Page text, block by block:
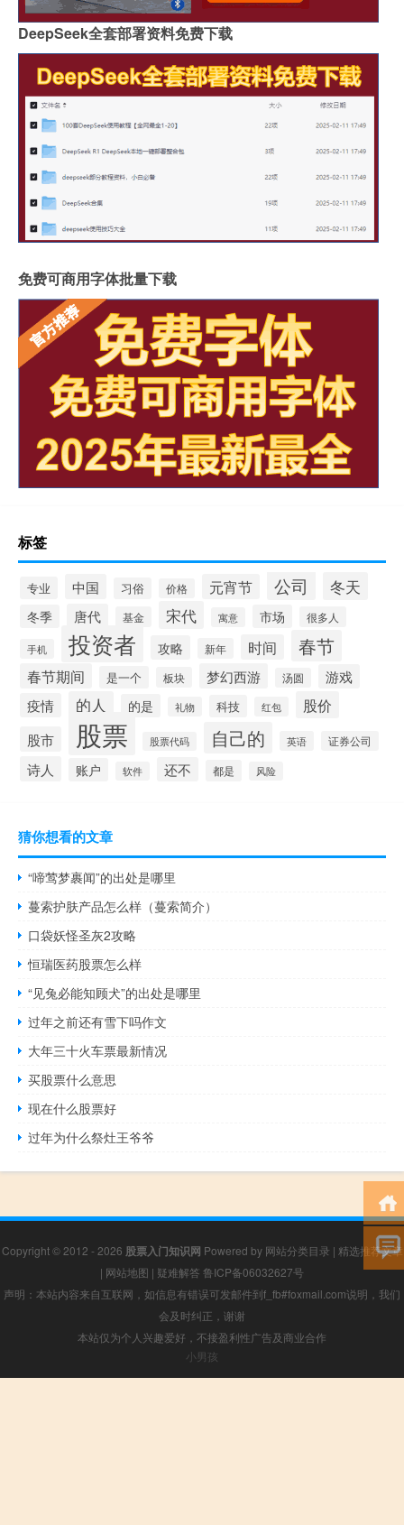
DeepSeek全套部署资料免费下载
免费可商用字体批量下载
标签
专业 中国 习俗 价格 元宵节 公司 冬天
冬季 唐代 基金 宋代 寓意 市场 很多人
手机 投资者 攻略 新年 时间 春节
春节期间 是一个 板块 梦幻西游 汤圆
游戏
疫情
的人 的是 礼物 科技 红包 股价
股市 股票 股票代码 自己的 英语 证券公司
诗人 账户 软件 还不 都是 风险
猜你想看的文章
“啼莺梦裹闻”的出处是哪里
蔓索护肤产品怎么样（蔓索简介）
口袋妖怪圣灰2攻略
恒瑞医药股票怎么样
“见兔必能知顾犬”的出处是哪里
过年之前还有雪下吗作文
大年三十火车票最新情况
买股票什么意思
现在什么股票好
过年为什么祭灶王爷爷
Copyright © 2012 - 2026 股票入门知识网 Powered by 网站分类目录 | 精选推荐文章
| 网站地图 | 疑难解答 鲁ICP备06032627号
声明：本站内容来自互联网，如信息有错误可发邮件到f_fb#foxmail.com说明，我们
会及时纠正，谢谢
本站仅为个人兴趣爱好，不接盈利性广告及商业合作
小男孩